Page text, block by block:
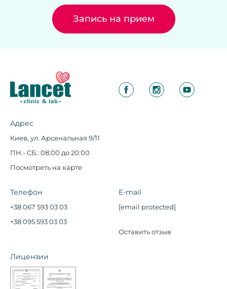
Запись на прием
Адрес
Киев, ул. Арсенальная 9/11
ПН.- СБ.: 08:00 до 20:00
Посмотреть на карте
Телефон
+38 067 593 03 03
+38 095 593 03 03
E-mail
[email protected]
Оставить отзыв
Лицензии